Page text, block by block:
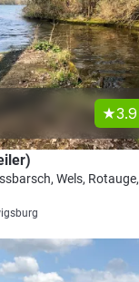
3.9
Wels, Rotauge,